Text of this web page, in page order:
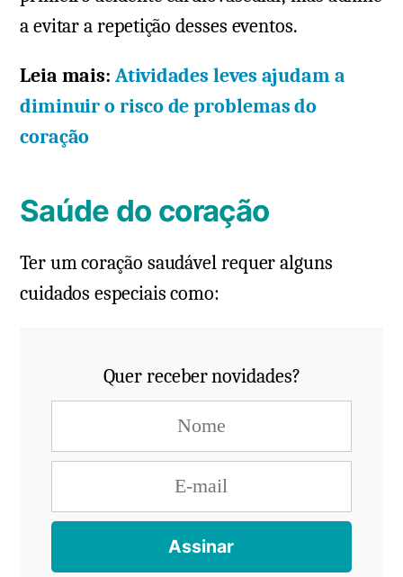
a evitar a repetição desses eventos.
Leia mais:Atividades leves ajudam a
diminuir o risco de problemas do
coração
Saúde do coração
Ter um coração saudável requer alguns
cuidados especiais como:
Quer receber novidades?